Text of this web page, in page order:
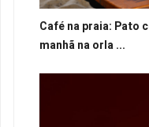
Café na praia: Pato
manhã na orla ...